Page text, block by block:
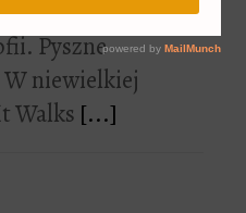
sztuki i
Pyszne
W niewielkiej
Walks [...]